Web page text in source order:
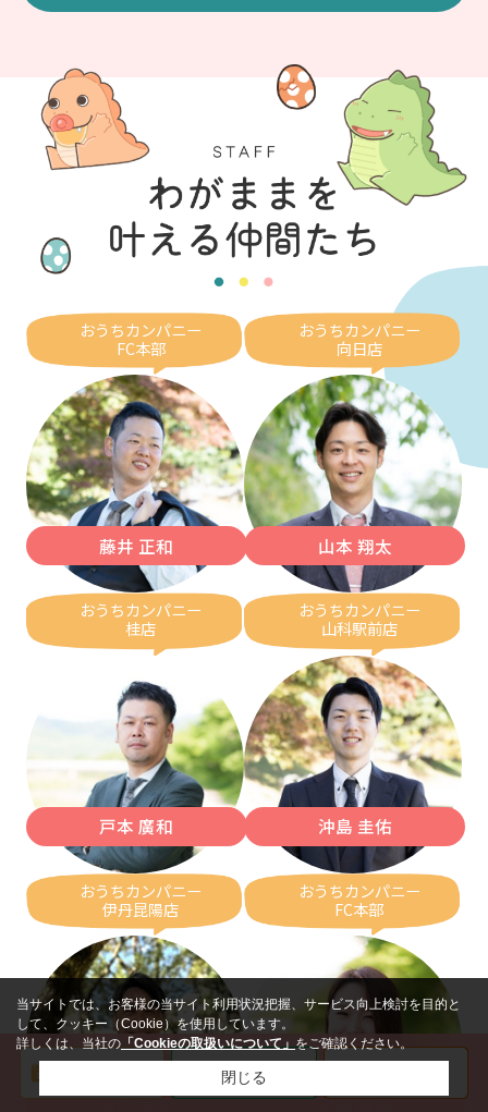
おうちカンパニー
FC本部
藤井 正和
おうちカンパニー
向日店
山本 翔太
おうちカンパニー
桂店
戸本 廣和
おうちカンパニー
山科駅前店
沖島 圭佑
おうちカンパニー
伊丹昆陽店
辻田 吉宏
おうちカンパニー
FC本部
岩﨑 映奈
当サイトでは、お客様の当サイト利用状況把握、サービス向上検討を目的と
して、クッキー（Cookie）を使用しています。
詳しくは、当社の 「Cookieの取扱いについて」をご確認ください。
閉じる